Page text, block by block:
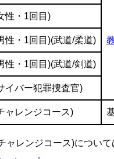
性・1回目)
性・1回目)(武道/柔道)
性・1回目)(武道/剣道)
イバー犯罪捜査官)
ャレンジコース)
ャレンジコース)について